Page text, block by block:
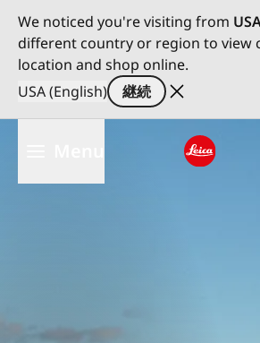
We noticed you're visiting from
different country or region to view
location and shop online.
USA (English)
継続
移